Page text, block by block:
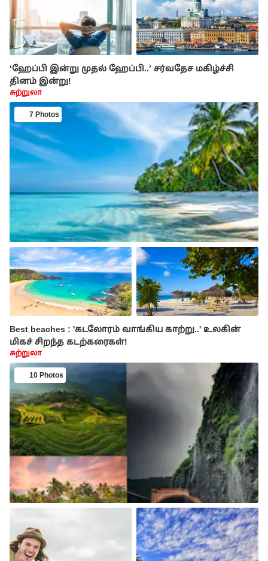
‘ஹேப்பி இன்று முதல் ஹேப்பி..’ சர்வதேச மகிழ்ச்சி
தினம் இன்று!
சுற்றுலா
7 Photos
Best beaches : 'கடலோரம் வாங்கிய காற்று..' உலகின்
மிகச் சிறந்த கடற்கரைகள்!
சுற்றுலா
10 Photos